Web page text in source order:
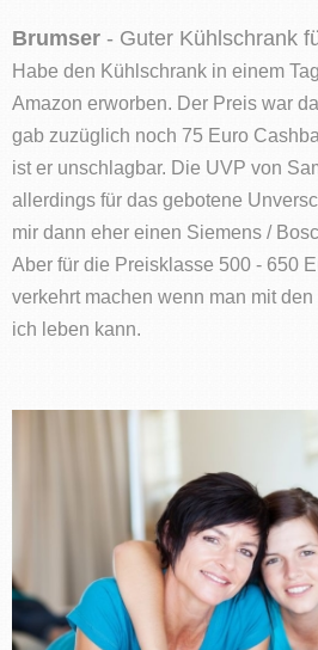
Brumser - Guter Kühlschrank
Habe den Kühlschrank in einem
Amazon erworben. Der Preis war
gab zuzüglich noch 75 Euro
ist er unschlagbar. Die UVP von
allerdings für das gebotene
mir dann eher einen Siemens /
Aber für die Preisklasse 500 - 650
verkehrt machen wenn man mit
ich leben kann.